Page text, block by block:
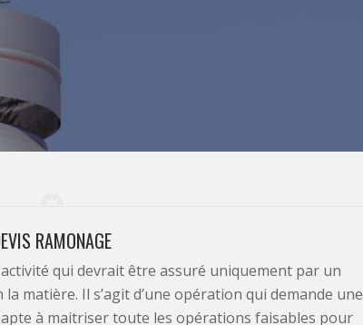
RAMONAGE
qui devrait être assuré uniquement par un
matière. Il s’agit d’une opération qui demande une
à maitriser toute les opérations faisables pour